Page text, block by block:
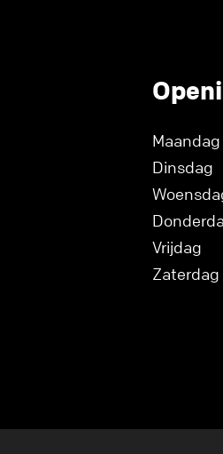
Maandag
Dinsdag
Vrijdag
Zaterdag